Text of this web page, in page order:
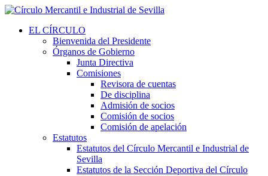
EL CÍRCULO
Bienvenida del Presidente
Órganos de Gobierno
Junta Directiva
Comisiones
Revisora de cuentas
De disciplina
Admisión de socios
Comisión de socios
Comisión de apelación
Estatutos
Estatutos del Círculo Mercantil e Industrial de
Sevilla
Estatutos de la Sección Deportiva del Círculo